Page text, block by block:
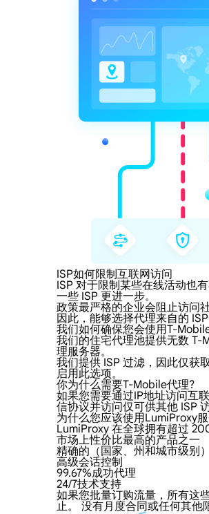
ISP如何限制互联网访问
ISP 对于限制某些在线活动也
一些 ISP 更进一步。
政策最严格的企业会阻止访问
因此，能够选择代理来自的
我们如何确保您会使用T-
我们的住宅代理池提供无数 T-
理服务器。
我们提供 ISP 过滤，因此仅获
启用此选项。
你为什么需要T-Mobile代理?
如果您需要通过IP地址访问互
信协议并访问仅可供其他 ISP
为什么您应该使用LumiProxy
LumiProxy 在全球拥有超过
市场上性价比最高的产品之一
精确的（国家、州和城市级别
高级会话控制
99.67%成功代理
24/7技术支持
如果您批量订购流量，所有这
止。 没有月度合同或任何其他